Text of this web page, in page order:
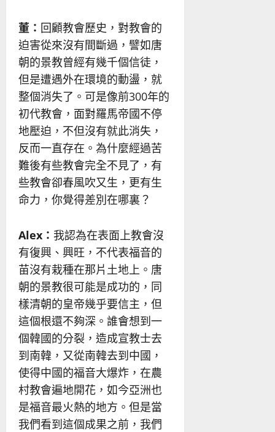
董： 回顧教會歷史，對教會的
迫害從來沒有間斷過，譬如唐
朝的景教曾經有幾千個信徒，
但是遭遇外在環境的動盪，就
整個消失了。可是像前300年的
初代教會，面對羅馬帝國不停
地壓迫，不但沒有就此消失，
反而一直存在。為什麼經過苦
難後有些教會完全不見了，有
些教會卻春風吹又生，更有生
命力，你覺得差別在哪裏？
Alex ： 我認為在表面上教會沒
有復興、興旺，不代表福音的
苗沒有栽種在那片土地上。唐
朝的景教很可能是成功的，同
樣清朝的皇帝幾乎要信主，但
這個根還不夠深。誰會想到一
個韓國的分裂，造成宣教士去
到南韓，又從南韓去到中國，
使得中國的福音大爆炸，在農
村教會遍地開花，如今亞洲也
是福音最火熱的地方。但是當
我們看到這個成果之前，我們